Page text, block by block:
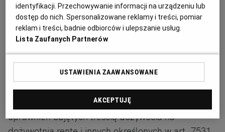
Zabezpieczenie nie może zmierzać do
zaspokojenia roszczenia, chyba że dotyczy
zabezpieczenia roszczeń alimentacyjnych lub
innych świadczeń powtarzalnych np. renty, sum
przyznanych na koszty leczenia, z tytułu
odpowiedzialności za uszkodzenie ciała lub utratę
życia żywiciela albo rozstrój zdrowia oraz o zmianę
uprawnień objętych treścią dożywocia na
identyfikacji. Przechowywanie informacji na urządzeniu lub
dostęp do nich. Spersonalizowane reklamy i treści, pomiar
reklam i treści, badnie odbiorców i ulepszanie usług.
Lista Zaufanych Partnerów
USTAWIENIA ZAAWANSOWANE
AKCEPTUJĘ